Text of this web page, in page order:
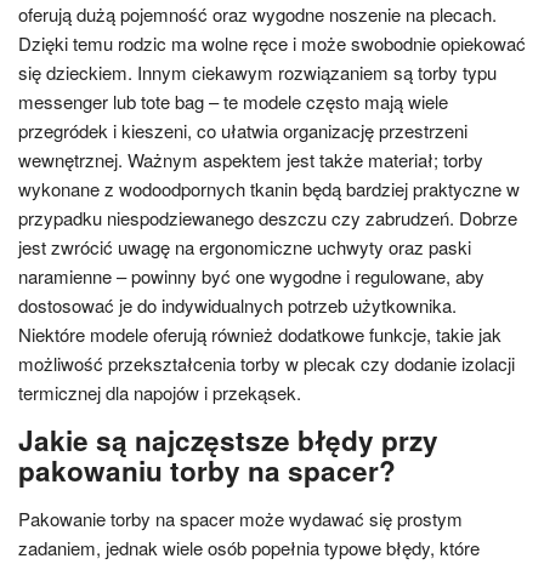
oferują dużą pojemność oraz wygodne noszenie na plecach.
Dzięki temu rodzic ma wolne ręce i może swobodnie opiekować
się dzieckiem. Innym ciekawym rozwiązaniem są torby typu
messenger lub tote bag – te modele często mają wiele
przegródek i kieszeni, co ułatwia organizację przestrzeni
wewnętrznej. Ważnym aspektem jest także materiał; torby
wykonane z wodoodpornych tkanin będą bardziej praktyczne w
przypadku niespodziewanego deszczu czy zabrudzeń. Dobrze
jest zwrócić uwagę na ergonomiczne uchwyty oraz paski
naramienne – powinny być one wygodne i regulowane, aby
dostosować je do indywidualnych potrzeb użytkownika.
Niektóre modele oferują również dodatkowe funkcje, takie jak
możliwość przekształcenia torby w plecak czy dodanie izolacji
termicznej dla napojów i przekąsek.
Jakie są najczęstsze błędy przy
pakowaniu torby na spacer?
Pakowanie torby na spacer może wydawać się prostym
zadaniem, jednak wiele osób popełnia typowe błędy, które